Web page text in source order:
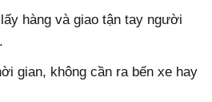
hàng và giao tận tay người
gian, không cần ra bến xe hay